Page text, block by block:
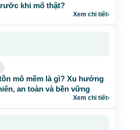
khi mổ thật?
Xem chi tiết›
mô mềm là gì? Xu hướng
an toàn và bền vững
Xem chi tiết›